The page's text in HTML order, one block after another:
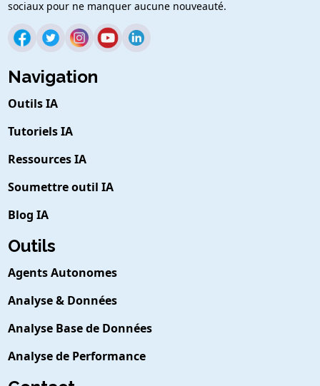
sociaux pour ne manquer aucune nouveauté.
Navigation
Outils IA
Tutoriels IA
Ressources IA
Soumettre outil IA
Blog IA
Outils
Agents Autonomes
Analyse & Données
Analyse Base de Données
Analyse de Performance